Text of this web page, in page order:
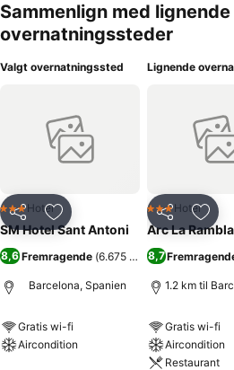
Sammenlign med lignende
overnatningssteder
Valgt overnatningssted
Del Føj til favoritter
3 Stjerner
Hotel
SM Hotel Sant Antoni
8,6 Fremragende (6.675 bedømmelser)
Barcelona, Spanien
Gratis wi-fi
Aircondition
Lignende
Del Føj
3 Stjerner
Hotel
Arc La Rambla
8,7
1.2 km til
Gratis wi-fi
Aircondition
Restaurant